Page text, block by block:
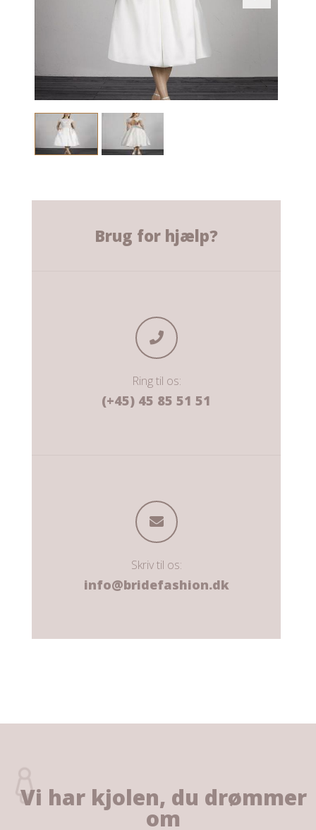
Brug for hjælp?
Ring til os:
(+45) 45 85 51 51
Skriv til os:
info@bridefashion.dk
Vi har kjolen, du drømmer
om